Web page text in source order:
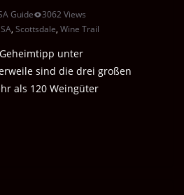
Guide
3062 Views
, Scottsdale, Wine Trail
unter
sind die drei großen
als 120 Weingüter